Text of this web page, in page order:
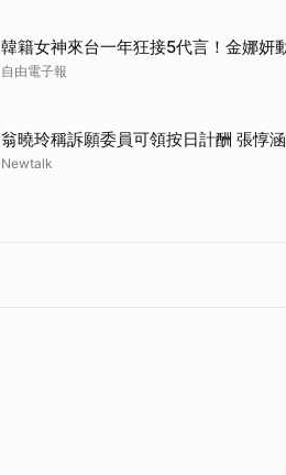
韓籍女神來台一年狂接5代言！金娜妍
自由電子報
翁曉玲稱訴願委員可領按日計酬 張惇
Newtalk